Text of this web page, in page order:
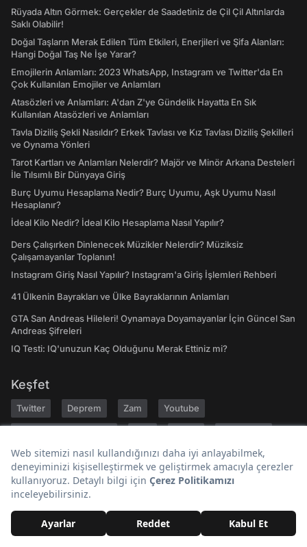
Rüyada Altın Görmek: Gerçekler de Saadetiniz de Çil Çil Altınlarda
Saklı Olabilir!
Doğal Taşların Merak Edilen Tüm Etkileri, Enerjileri ve Şifa Alanları:
Hangi Doğal Taş Ne İşe Yarar?
Emojilerin Anlamları: 2023 WhatsApp, Instagram ve Twitter'da En
Çok Kullanılan Emojiler ve Anlamları
Atasözleri ve Anlamları: A'dan Z'ye Gündelik Hayatta En Sık
Kullanılan Atasözleri ve Anlamları
Tavla Diziliş Şekli Nasıldır? Erkek Tavlası ve Kız Tavlası Diziliş Şekilleri
ve Oynama Yönleri
Tarot Kartları ve Anlamları Nelerdir? Majör ve Minör Arkana Desteleri
İle Tılsımlı Bir Dünyaya Giriş
Burç Uyumu Hesaplama Nedir? Burç Uyumu, Aşk Uyumu Nasıl
Hesaplanır?
İdeal Kilo Nedir? İdeal Kilo Hesaplama Nasıl Yapılır?
Ders Çalışırken Dinlenecek Müzikler Nelerdir? Müziksiz
Çalışamayanlar Toplanın!
Instagram Giriş Nasıl Yapılır? Instagram'a Giriş İşlemleri Rehberi
41 Ülkenin Bayrakları ve Ülke Bayraklarının Anlamları
GTA San Andreas Hileleri! Oynamaya Doyamayanlar İçin Güncel San
Andreas Şifreleri
IQ Testi: IQ'unuzun Kaç Olduğunu Merak Ettiniz mi?
Keşfet
Twitter Deprem Zam Youtube
Bugün Ne Pişirsem Gezilecek Yerler
Geri Bildirim
Kullanıcı Sözleşmesi